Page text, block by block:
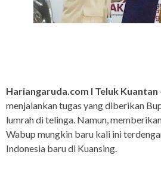
Hariangaruda.com I Teluk Kuantan
menjalankan tugas yang diberikan
lumrah di telinga. Namun,
Wabup mungkin baru kali ini
Indonesia baru di Kuansing.